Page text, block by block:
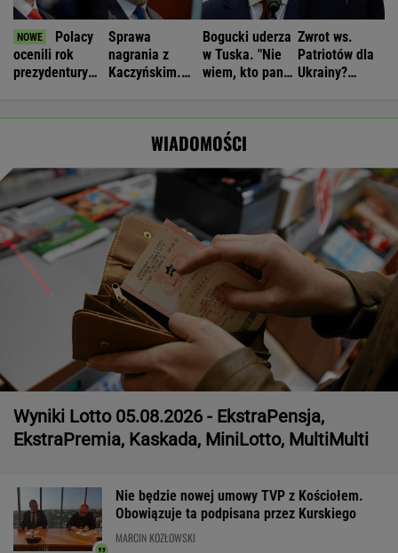
Polacy
ocenili rok
prezydentury
Sprawa
nagrania z
Kaczyńskim.
Bogucki uderza
w Tuska. "Nie
wiem, kto panu
Zwrot ws.
Patriotów dla
Ukrainy?
WIADOMOŚCI
Wyniki Lotto 05.08.2026 - EkstraPensja,
EkstraPremia, Kaskada, MiniLotto, MultiMulti
Nie będzie nowej umowy TVP z Kościołem.
Obowiązuje ta podpisana przez Kurskiego
MARCIN KOZŁOWSKI